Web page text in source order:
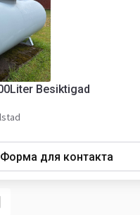
Besiktigad
Форма для контакта